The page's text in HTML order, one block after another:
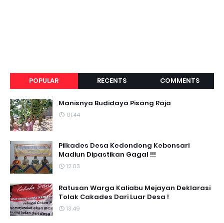
POPULAR RECENTS COMMENTS
Manisnya Budidaya Pisang Raja
01.44
Pilkades Desa Kedondong Kebonsari
Madiun Dipastikan Gagal !!!
12.03
Ratusan Warga Kaliabu Mejayan Deklarasi
Tolak Cakades Dari Luar Desa !
13.49